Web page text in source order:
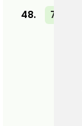
48. 705.